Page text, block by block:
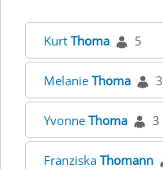
Kurt Thoma 5
Melanie Thoma 3
Yvonne Thoma 3
Franziska Thomann